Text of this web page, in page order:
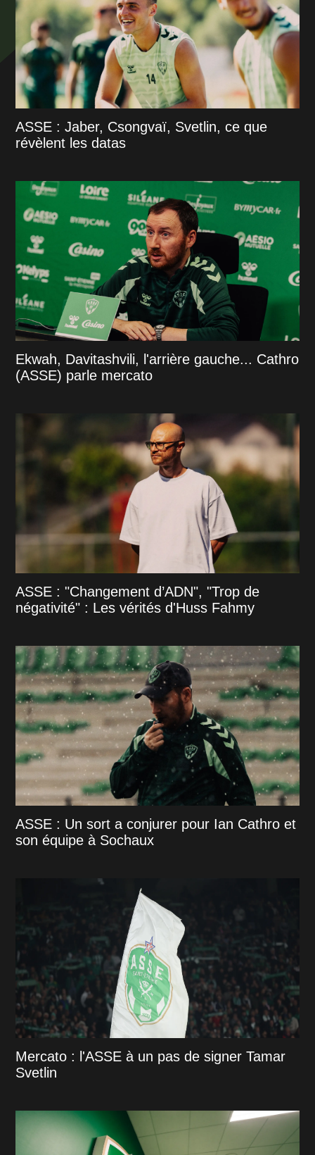
ASSE : Jaber, Csongvaï, Svetlin, ce que
révèlent les datas
Ekwah, Davitashvili, l'arrière gauche... Cathro
(ASSE) parle mercato
ASSE : "Changement d’ADN", "Trop de
négativité" : Les vérités d'Huss Fahmy
ASSE : Un sort a conjurer pour Ian Cathro et
son équipe à Sochaux
Mercato : l'ASSE à un pas de signer Tamar
Svetlin